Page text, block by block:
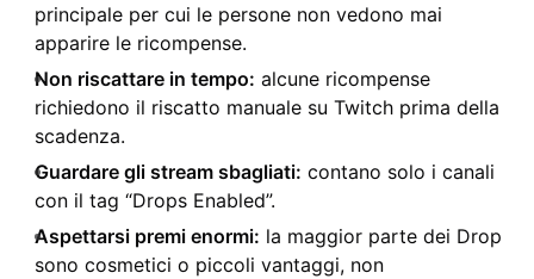
principale per cui le persone non vedono mai
apparire le ricompense.
Non riscattare in tempo: alcune ricompense
richiedono il riscatto manuale su Twitch prima della
scadenza.
Guardare gli stream sbagliati: contano solo i canali
con il tag “Drops Enabled”.
Aspettarsi premi enormi: la maggior parte dei Drop
sono cosmetici o piccoli vantaggi, non